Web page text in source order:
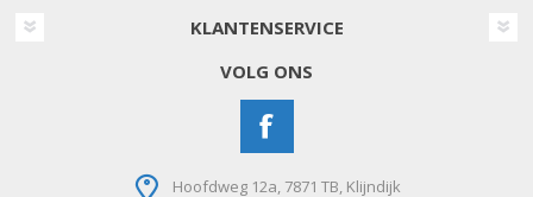
KLANTENSERVICE
VOLG ONS
Hoofdweg 12a, 7871 TB, Klijndijk